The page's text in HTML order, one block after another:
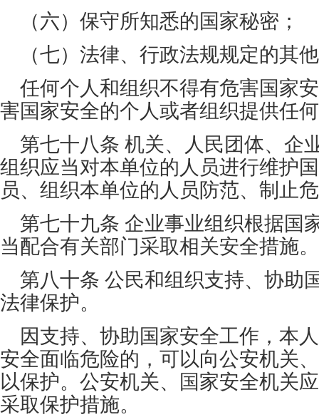
（六）保守所知悉的国家秘密；
（七）法律、行政法规规定的其
任何个人和组织不得有危害国家
害国家安全的个人或者组织提供任
第七十八条 机关、人民团体、企
组织应当对本单位的人员进行维护
员、组织本单位的人员防范、制止
第七十九条 企业事业组织根据国
当配合有关部门采取相关安全措施。
第八十条 公民和组织支持、协助
法律保护。
因支持、协助国家安全工作，本
安全面临危险的，可以向公安机关
以保护。公安机关、国家安全机关
采取保护措施。